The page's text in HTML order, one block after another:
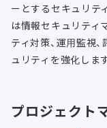
ーとするセキュリテ
は情報セキュリティ
ティ対策、運用監視
ュリティを強化します
プロジェクト